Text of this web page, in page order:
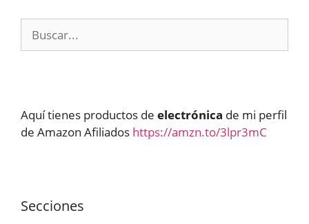
Aquí tienes productos de electrónica de mi perfil
de Amazon Afiliados https://amzn.to/3lpr3mC
Secciones